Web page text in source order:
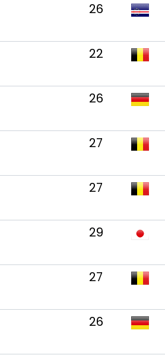
26
22
26
27
27
29
27
26